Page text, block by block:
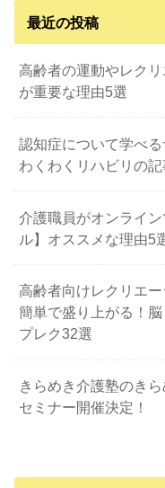
最近の投稿
高齢者の運動やレク
が重要な理由5選
認知症について学べ
わくわくリハビリの
介護職員がオンライ
ル】オススメな理由5
高齢者向けレクリエ
簡単で盛り上がる！
プレク32選
きらめき介護塾のき
セミナー開催決定！